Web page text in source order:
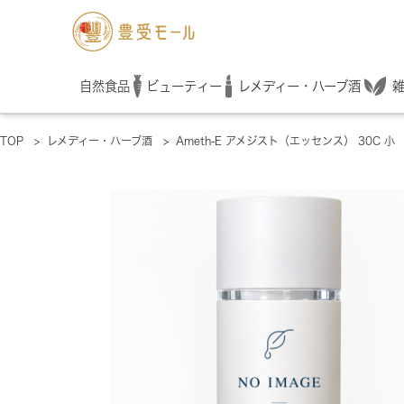
自然食品 ビューティー レメディー・ハーブ酒
TOP > レメディー・ハーブ酒 > Ameth-E アメジスト（エッセンス） 30C 小